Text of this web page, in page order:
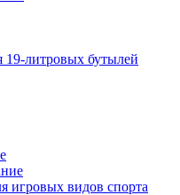
19-литровых бутылей
игровых видов спорта